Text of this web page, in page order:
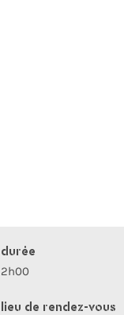
durée
2h00
lieu de rendez-vous